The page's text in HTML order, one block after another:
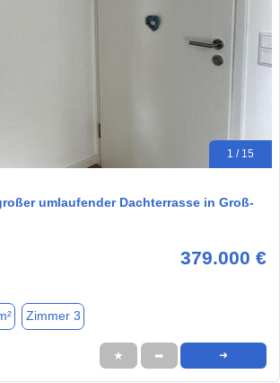
1 / 15
umlaufender Dachterrasse in Groß-
379.000 €
Zimmer 3
★ ➦ ➜